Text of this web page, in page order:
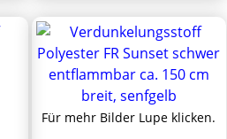
Für mehr Bilder Lupe klicken.